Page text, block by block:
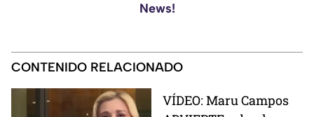
News!
CONTENIDO RELACIONADO
VÍDEO: Maru Campos